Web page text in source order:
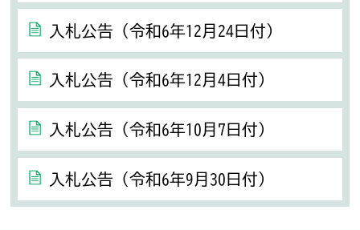
入札公告（令和6年12月24日付）
入札公告（令和6年12月4日付）
入札公告（令和6年10月7日付）
入札公告（令和6年9月30日付）